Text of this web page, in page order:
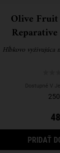
Olive
Hĺbkovo vyživujúca
Dostupné V
PRIDAŤ